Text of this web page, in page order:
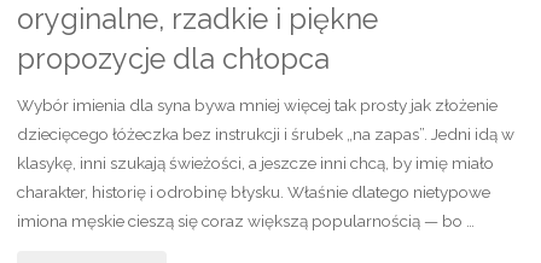
inspiracje,
i
pomysły
na
oryginalne, rzadkie i piękne
propozycje dla chłopca
Wybór imienia dla syna bywa mniej więcej tak prosty jak złożenie
dziecięcego łóżeczka bez instrukcji i śrubek „na zapas”. Jedni idą w
klasykę, inni szukają świeżości, a jeszcze inni chcą, by imię miało
charakter, historię i odrobinę błysku. Właśnie dlatego nietypowe
imiona męskie cieszą się coraz większą popularnością — bo …